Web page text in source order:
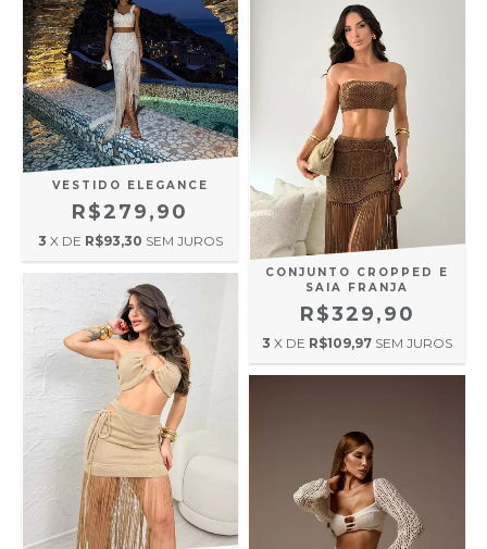
VESTIDO ELEGANCE
R$279,90
3 X DE R$93,30 SEM JUROS
CONJUNTO CROPPED E
SAIA FRANJA
R$329,90
3 X DE R$109,97 SEM JUROS